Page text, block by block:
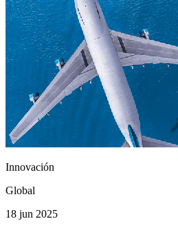
Innovación
Global
18 jun 2025